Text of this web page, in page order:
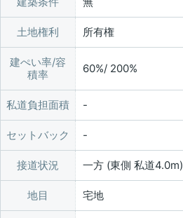
土地権利 所有権
建ぺい率/容
積率
60%/ 200%
私道負担面積
セットバック
接道状況 一方 (東側 私道4.0m)
地目 宅地